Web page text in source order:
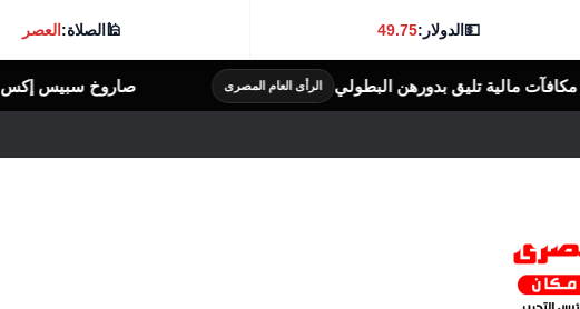
💵الدولار:49.75
🕌الصلاة:العصر
الرأى العام المصرى صاروخ سبيس إكس تحطم على سطح القمر.. ناسا